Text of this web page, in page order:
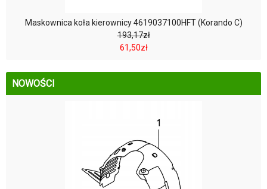
Maskownica koła kierownicy 4619037100HFT (Korando C)
193,17zł
61,50zł
NOWOŚCI